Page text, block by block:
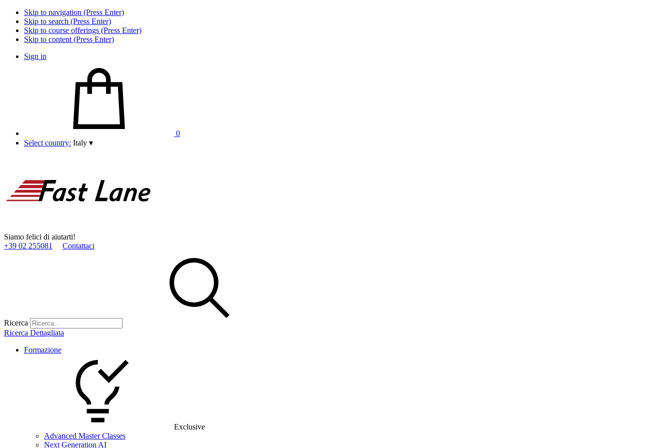
Skip to navigation (Press Enter)
Skip to search (Press Enter)
Skip to course offerings (Press Enter)
Skip to content (Press Enter)
Sign in
0
Select country: Italy ▾
Siamo felici di aiutarti!
+39 02 255081
Contattaci
Ricerca
Ricerca Dettagliata
Formazione
Exclusive
Advanced Master Classes
Next Generation AI